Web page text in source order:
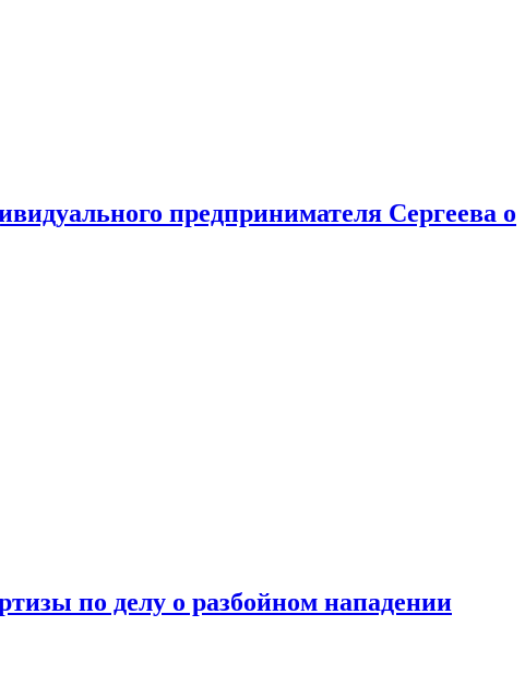
предпринимателя Сергеева о
по делу о разбойном нападении